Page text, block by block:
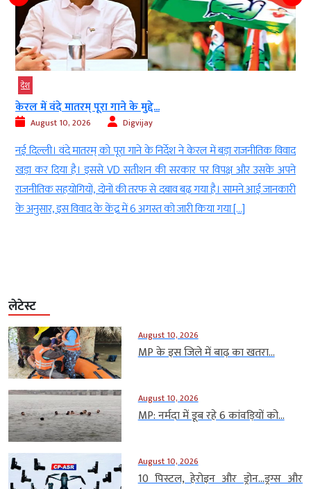
विवाद
और उसके अपने
आई जानकारी
‘पाकिस्तानी एजेंट’ बताकर रिटायर्ड अफसर से ठगी, 4...
August 10, 2026
खंडवा। मध्य प्रदेश के खंडवा में डिजिटल अरेस्ट के नाम पर
4 लाख 5 हजार रुपए की ठगी का मामला सामने आया है।
झाबुआ जिले के एक आरोपी को गिरफ्तार किया है। आरोपी ने
पुलिस का अधिकारी बताकर 65 वर्षीय रिटायर्ड अधिकारी को
लेटेस्ट
August 10, 2026
MP के इस जिले में बाढ़ का खतरा...
August 10, 2026
MP: नर्मदा में डूब रहे 6 कांवड़ियों को...
August 10, 2026
10 पिस्टल, हेरोइन और ड्रोन…ड्रग्स और